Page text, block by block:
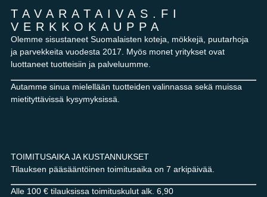
TAVARATAIVAS.FI
VERKKOKAUPPA
Olemme sisustaneet Suomalaisten koteja, mökkejä, puutarhoja
ja parvekkeita vuodesta 2017. Myös monet yritykset ovat
luottaneet tuotteisiin ja palveluumme.
Autamme sinua mielellään tuotteiden valinnassa sekä muissa
mietityttävissä kysymyksissä.
TOIMITUSAIKA JA KUSTANNUKSET
Tilauksen pääsääntöinen toimitusaika on 7 arkipäivää.
Alle 100 € tilauksissa toimituskulut alk. 6,90